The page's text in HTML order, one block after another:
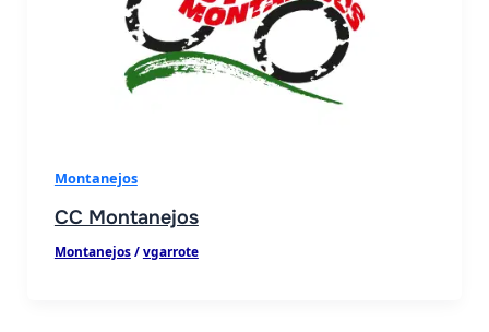
Montanejos
CC Montanejos
Montanejos/vgarrote